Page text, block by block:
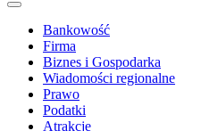
Bankowość
Firma
Biznes i Gospodarka
Wiadomości regionalne
Prawo
Podatki
Atrakcje